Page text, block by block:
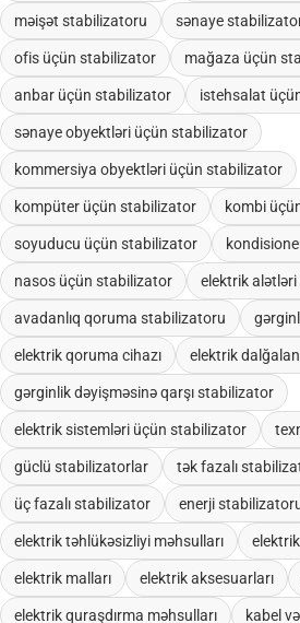
məişət stabilizatoru sənaye
ofis üçün stabilizator mağaza üçün
anbar üçün stabilizator istehsalat
sənaye obyektləri üçün stabilizator
kommersiya obyektləri üçün stabilizator
kompüter üçün stabilizator kombi
soyuducu üçün stabilizator
nasos üçün stabilizator elektrik
avadanlıq qoruma stabilizatoru
elektrik qoruma cihazı elektrik
gərginlik dəyişməsinə qarşı stabilizator
elektrik sistemləri üçün stabilizator
güclü stabilizatorlar tək fazalı
üç fazalı stabilizator enerji
elektrik təhlükəsizliyi məhsulları
elektrik malları elektrik aksesuarları
elektrik quraşdırma məhsulları kabel